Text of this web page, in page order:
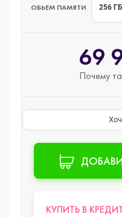
ОБЬЕМ ПАМЯТИ 256 ГБ
69
Почему
КУПИТЬ В